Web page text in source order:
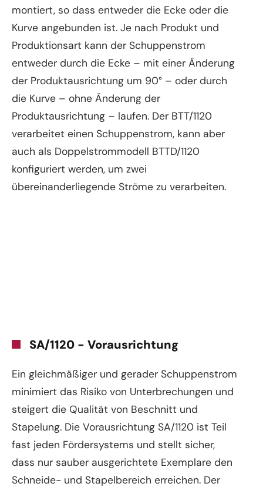
montiert, so dass entweder die Ecke oder die
Kurve angebunden ist. Je nach Produkt und
Produktionsart kann der Schuppenstrom
entweder durch die Ecke – mit einer Änderung
der Produktausrichtung um 90° – oder durch
die Kurve – ohne Änderung der
Produktausrichtung – laufen. Der BTT/1120
verarbeitet einen Schuppenstrom, kann aber
auch als Doppelstrommodell BTTD/1120
konfiguriert werden, um zwei
übereinanderliegende Ströme zu verarbeiten.
SA/1120 - Vorausrichtung
Ein gleichmäßiger und gerader Schuppenstrom
minimiert das Risiko von Unterbrechungen und
steigert die Qualität von Beschnitt und
Stapelung. Die Vorausrichtung SA/1120 ist Teil
fast jeden Fördersystems und stellt sicher,
dass nur sauber ausgerichtete Exemplare den
Schneide- und Stapelbereich erreichen. Der